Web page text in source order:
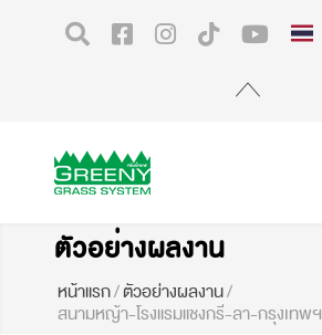
ตัวอย่างผลงาน
หน้าแรก/ตัวอย่างผลงาน/
สนามหญ้า-โรงแรมแชงกรี-ลา-กรุงเทพฯ